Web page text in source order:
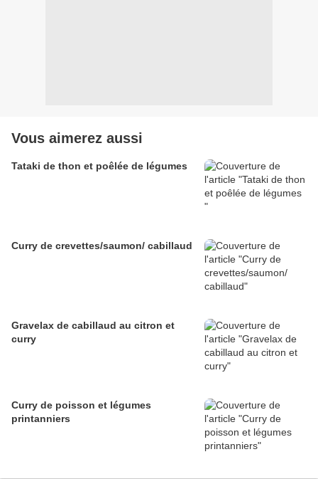
Vous aimerez aussi
Tataki de thon et poêlée de légumes
Curry de crevettes/saumon/ cabillaud
Gravelax de cabillaud au citron et
curry
Curry de poisson et légumes
printanniers